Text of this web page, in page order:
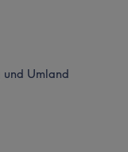
und Umland